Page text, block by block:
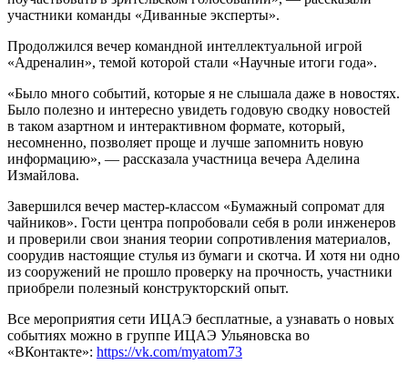
участники команды «Диванные эксперты».
Продолжился вечер командной интеллектуальной игрой
«Адреналин», темой которой стали «Научные итоги года».
«Было много событий, которые я не слышала даже в новостях.
Было полезно и интересно увидеть годовую сводку новостей
в таком азартном и интерактивном формате, который,
несомненно, позволяет проще и лучше запомнить новую
информацию», — рассказала участница вечера Аделина
Измайлова.
Завершился вечер мастер-классом «Бумажный сопромат для
чайников». Гости центра попробовали себя в роли инженеров
и проверили свои знания теории сопротивления материалов,
соорудив настоящие стулья из бумаги и скотча. И хотя ни одно
из сооружений не прошло проверку на прочность, участники
приобрели полезный конструкторский опыт.
Все мероприятия сети ИЦАЭ бесплатные, а узнавать о новых
событиях можно в группе ИЦАЭ Ульяновска во
«ВКонтакте»: https://vk.com/myatom73